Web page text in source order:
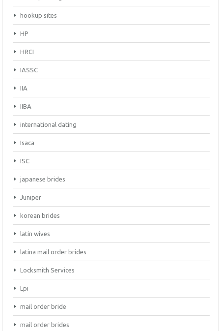
hookup sites
HP
HRCI
IASSC
IIA
IIBA
international dating
Isaca
ISC
japanese brides
Juniper
korean brides
latin wives
latina mail order brides
Locksmith Services
Lpi
mail order bride
mail order brides